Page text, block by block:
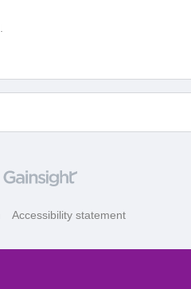
Accessibility statement